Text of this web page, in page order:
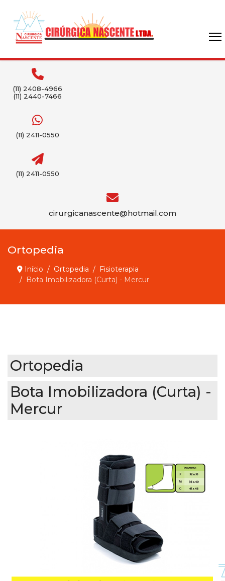
(11) 2408-4966
(11) 2440-7466
(11) 2411-0550
(11) 2411-0550
cirurgicanascente@hotmail.com
Ortopedia
Início Ortopedia
Fisioterapia
Bota Imobilizadora (Curta) - Mercur
Ortopedia
Bota Imobilizadora (Curta) -
Mercur